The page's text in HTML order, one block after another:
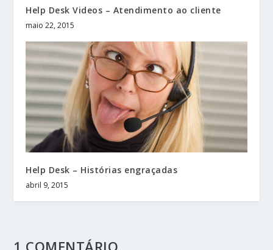
Help Desk Videos – Atendimento ao cliente
maio 22, 2015
Help Desk – Histórias engraçadas
abril 9, 2015
1 COMENTÁRIO